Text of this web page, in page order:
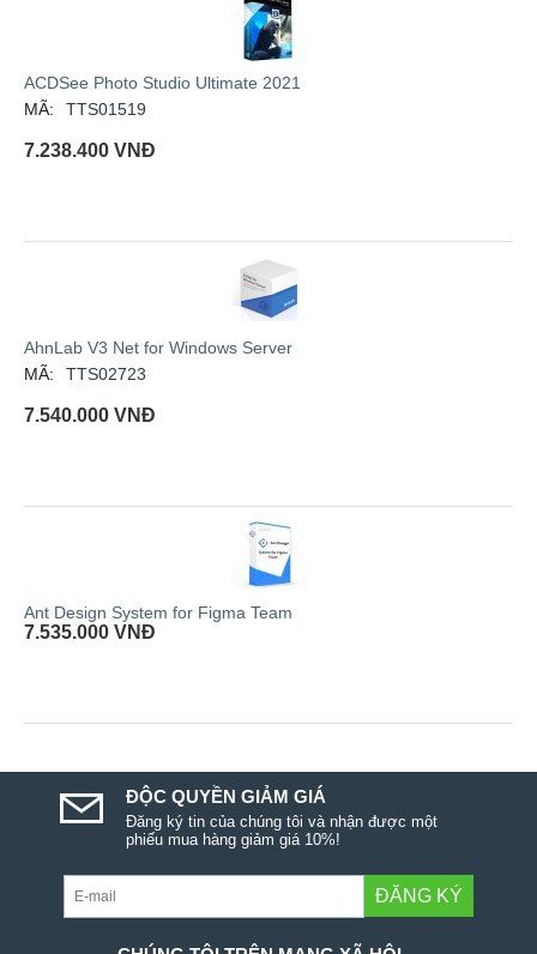
ACDSee Photo Studio Ultimate 2021
MÃ:
TTS01519
7.238.400 VNĐ
AhnLab V3 Net for Windows Server
MÃ:
TTS02723
7.540.000 VNĐ
Ant Design System for Figma Team
7.535.000 VNĐ
ĐỘC QUYỀN GIẢM GIÁ
Đăng ký tin của chúng tôi và nhận được một
phiếu mua hàng giảm giá 10%!
ĐĂNG KÝ